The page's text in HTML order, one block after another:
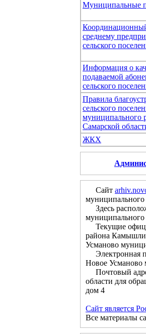
Муниципальные
среднему
сельского
Информация о
подаваемой
сельского
Правила
сельского
муниципального
Самарской
ЖКХ
Сайт
Здесь
муниципального
Текущие
района
Усманово
Электронная
Новое Усманово
Почтовый
области для
дом 4
Сайт является
Все материалы